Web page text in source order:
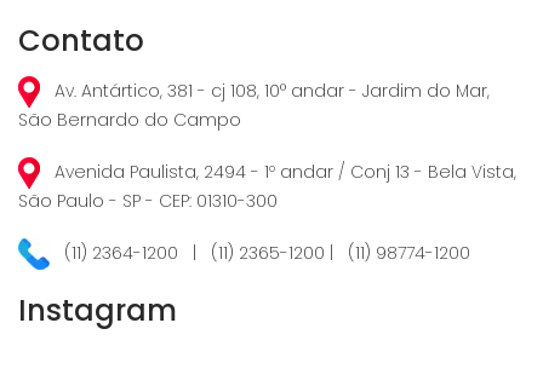
Contato
Av. Antártico, 381 - cj 108, 10° andar - Jardim do Mar,
São Bernardo do Campo
Avenida Paulista, 2494 - 1º andar / Conj 13 - Bela Vista,
São Paulo - SP - CEP: 01310-300
(11) 2364-1200 | (11) 2365-1200 | (11) 98774-1200
Instagram